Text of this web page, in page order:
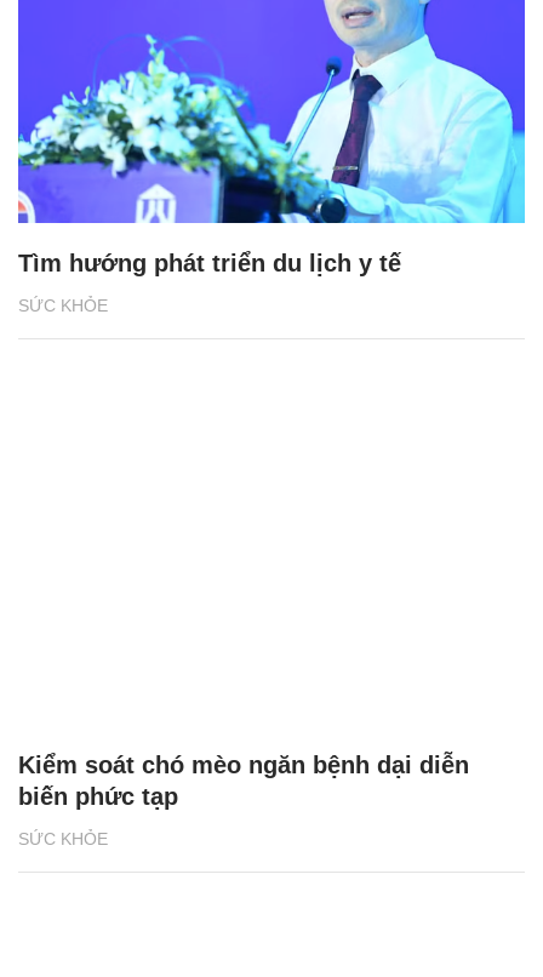
SỨC KHỎE
Tìm hướng phát triển du lịch y tế
SỨC KHỎE
Kiểm soát chó mèo ngăn bệnh dại diễn
biến phức tạp